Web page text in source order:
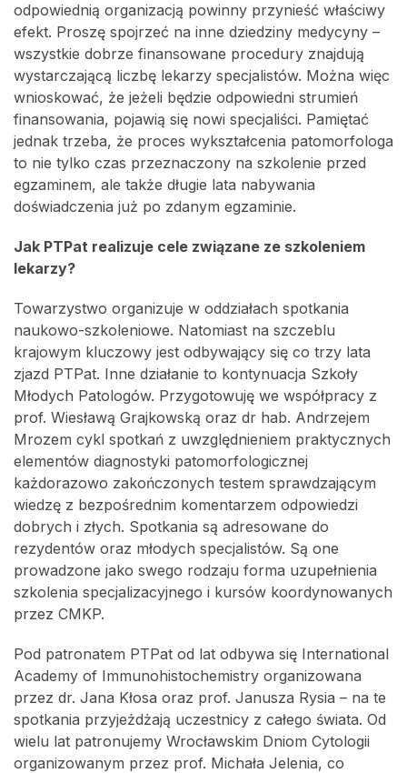
odpowiednią organizacją powinny przynieść właściwy
efekt. Proszę spojrzeć na inne dziedziny medycyny –
wszystkie dobrze finansowane procedury znajdują
wystarczającą liczbę lekarzy specjalistów. Można więc
wnioskować, że jeżeli będzie odpowiedni strumień
finansowania, pojawią się nowi specjaliści. Pamiętać
jednak trzeba, że proces wykształcenia patomorfologa
to nie tylko czas przeznaczony na szkolenie przed
egzaminem, ale także długie lata nabywania
doświadczenia już po zdanym egzaminie.
Jak PTPat realizuje cele związane ze szkoleniem
lekarzy?
Towarzystwo organizuje w oddziałach spotkania
naukowo-szkoleniowe. Natomiast na szczeblu
krajowym kluczowy jest odbywający się co trzy lata
zjazd PTPat. Inne działanie to kontynuacja Szkoły
Młodych Patologów. Przygotowuję we współpracy z
prof. Wiesławą Grajkowską oraz dr hab. Andrzejem
Mrozem cykl spotkań z uwzględnieniem praktycznych
elementów diagnostyki patomorfologicznej
każdorazowo zakończonych testem sprawdzającym
wiedzę z bezpośrednim komentarzem odpowiedzi
dobrych i złych. Spotkania są adresowane do
rezydentów oraz młodych specjalistów. Są one
prowadzone jako swego rodzaju forma uzupełnienia
szkolenia specjalizacyjnego i kursów koordynowanych
przez CMKP.
Pod patronatem PTPat od lat odbywa się International
Academy of Immunohistochemistry organizowana
przez dr. Jana Kłosa oraz prof. Janusza Rysia – na te
spotkania przyjeżdżają uczestnicy z całego świata. Od
wielu lat patronujemy Wrocławskim Dniom Cytologii
organizowanym przez prof. Michała Jelenia, co